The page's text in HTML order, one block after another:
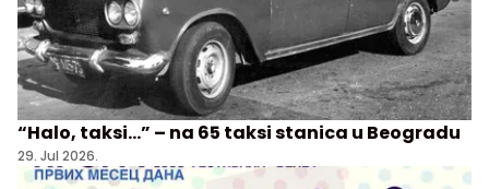
“Halo, taksi…” – na 65 taksi stanica u Beogradu
29. Jul 2026.